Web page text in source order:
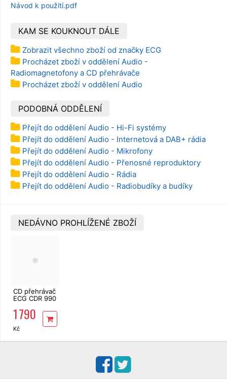
Návod k použití.pdf
KAM SE KOUKNOUT DÁLE
Zobrazit všechno zboží od značky ECG
Procházet zboží v oddělení Audio -
Radiomagnetofony a CD přehrávače
Procházet zboží v oddělení Audio
PODOBNÁ ODDĚLENÍ
Přejít do oddělení Audio - Hi-Fi systémy
Přejít do oddělení Audio - Internetová a DAB+ rádia
Přejít do oddělení Audio - Mikrofony
Přejít do oddělení Audio - Přenosné reproduktory
Přejít do oddělení Audio - Rádia
Přejít do oddělení Audio - Radiobudíky a budíky
NEDÁVNO PROHLÍŽENÉ ZBOŽÍ
CD přehrávač
ECG CDR 990
1 790
Kč